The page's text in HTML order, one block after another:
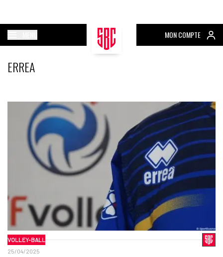
MON COMPTE
ERREA
VOLLEY-BALL
25/04/2025